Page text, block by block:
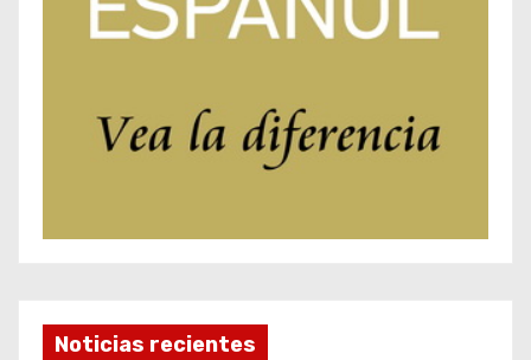
Noticias recientes